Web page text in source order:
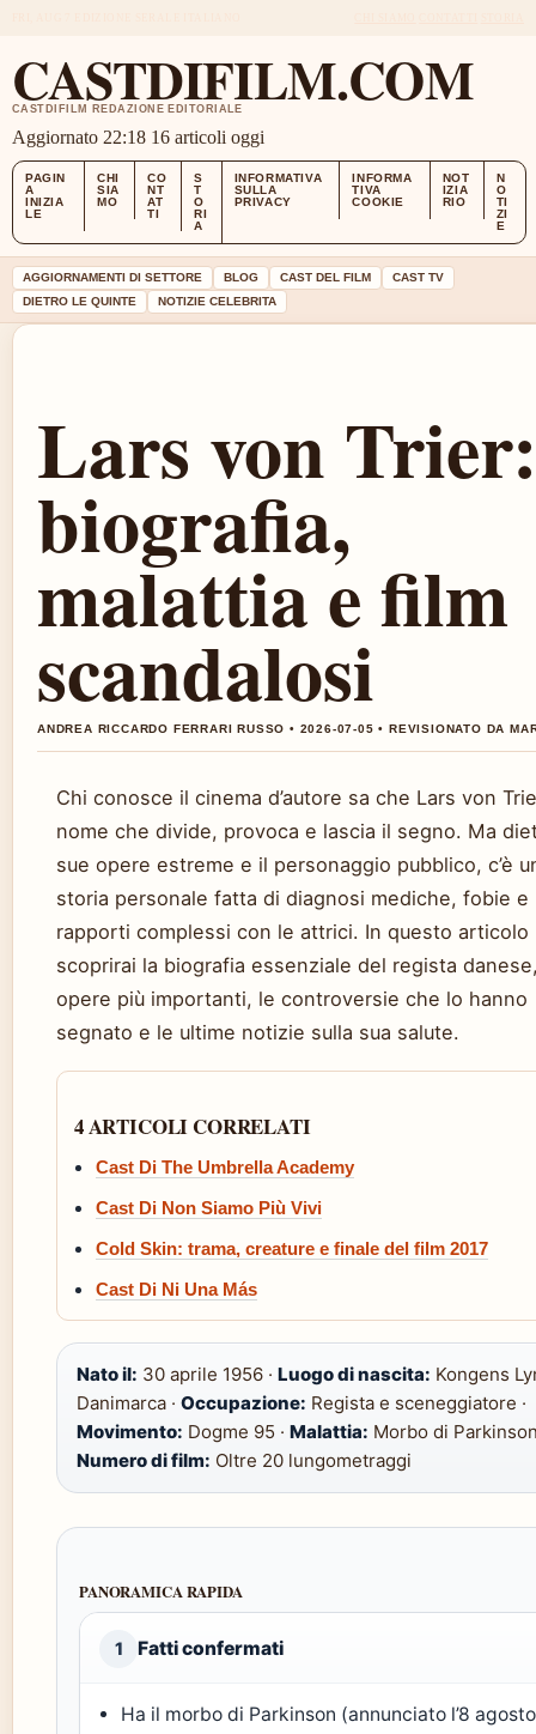
CASTDIFILM.COM
CASTDIFILM REDAZIONE EDITORIALE
Aggiornato 22:18 16 articoli oggi
PAGIN
A
INIZIA
LE
CHI
SIA
MO
CO
NT
AT
TI
S
T
O
RI
A
INFORMATIVA
SULLA
PRIVACY
INFORMA
TIVA
COOKIE
NOT
IZIA
RIO
N
O
TI
ZI
E
AGGIORNAMENTI DI SETTORE BLOG CAST DEL FILM
CAST TV
DIETRO LE QUINTE
NOTIZIE CELEBRITA
Lars von Trier:
biografia,
malattia e film
scandalosi
ANDREA RICCARDO FERRARI RUSSO • 2026-07-05 • REVISIONATO DA
Chi conosce il cinema d’autore sa che Lars von
nome che divide, provoca e lascia il segno. Ma
sue opere estreme e il personaggio pubblico, c’è
storia personale fatta di diagnosi mediche, fobie e
rapporti complessi con le attrici. In questo articolo
scoprirai la biografia essenziale del regista
opere più importanti, le controversie che lo hanno
segnato e le ultime notizie sulla sua salute.
4 ARTICOLI CORRELATI
Cast Di The Umbrella Academy
Cast Di Non Siamo Più Vivi
Cold Skin: trama, creature e finale del film 2017
Cast Di Ni Una Más
Nato il: 30 aprile 1956 · Luogo di nascita: Kongens
Danimarca · Occupazione: Regista e sceneggiatore ·
Movimento: Dogme 95 · Malattia: Morbo di
Numero di film: Oltre 20 lungometraggi
PANORAMICA RAPIDA
1 Fatti confermati
Ha il morbo di Parkinson (annunciato l’8 agosto